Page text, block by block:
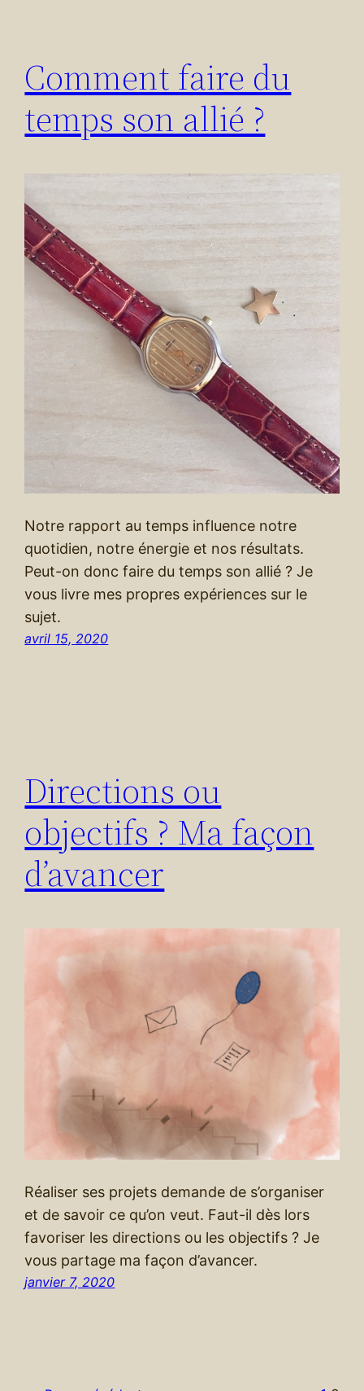
Comment faire du
temps son allié ?
Notre rapport au temps influence notre
quotidien, notre énergie et nos résultats.
Peut-on donc faire du temps son allié ? Je
vous livre mes propres expériences sur le
sujet.
avril 15, 2020
Directions ou
objectifs ? Ma façon
d’avancer
Réaliser ses projets demande de s’organiser
et de savoir ce qu’on veut. Faut-il dès lors
favoriser les directions ou les objectifs ? Je
vous partage ma façon d’avancer.
janvier 7, 2020